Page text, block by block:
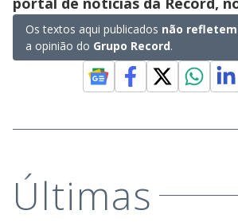
Os textos aqui publicados não refletem
a opinião do Grupo Record.
Últimas